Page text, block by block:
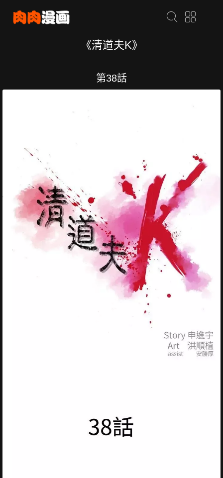
《清道夫K》
第38話